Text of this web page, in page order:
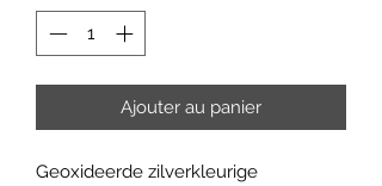
Ajouter au panier
Geoxideerde zilverkleurige